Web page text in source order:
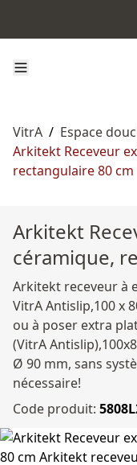
VitrA / Espace
Arkitekt Receveur
rectangulaire 80 cm
Arkitekt
céramique,
Arkitekt receveur à
VitrA Antislip,100 x
ou à poser extra
(VitrA
Ø 90 mm, sans
nécessaire!
Code produit: